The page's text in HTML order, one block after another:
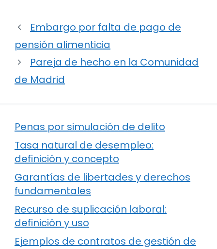
Embargo por falta de pago de
pensión alimenticia
Pareja de hecho en la Comunidad
de Madrid
Penas por simulación de delito
Tasa natural de desempleo:
definición y concepto
Garantías de libertades y derechos
fundamentales
Recurso de suplicación laboral:
definición y uso
Ejemplos de contratos de gestión de